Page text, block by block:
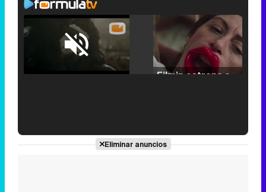
Unmute /
'120 Minutos' celebra sus 2.000 programas en Telemadrid con un vídeo del día a día en la redacción
Eliminar anuncios